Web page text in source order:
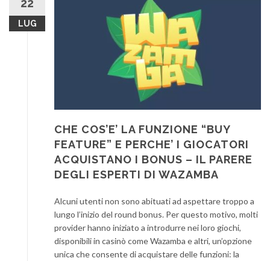
LUG
CHE COS’E’ LA FUNZIONE “BUY
FEATURE” E PERCHE’ I GIOCATORI
ACQUISTANO I BONUS – IL PARERE
DEGLI ESPERTI DI WAZAMBA
Alcuni utenti non sono abituati ad aspettare troppo a
lungo l’inizio del round bonus. Per questo motivo, molti
provider hanno iniziato a introdurre nei loro giochi,
disponibili in casinò come Wazamba e altri, un’opzione
unica che consente di acquistare delle funzioni: la